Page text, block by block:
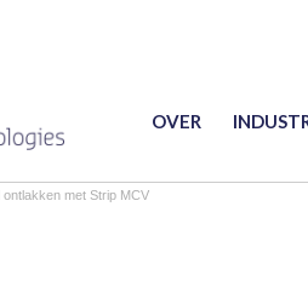
OVER
ontlakken met Strip MCV